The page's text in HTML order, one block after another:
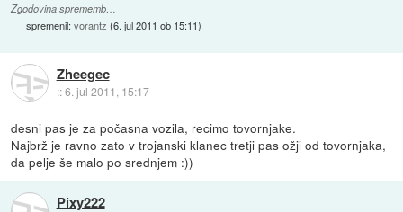
Zgodovina sprememb…
spremenil:vorantz (6. jul 2011 ob 15:11)
Zheegec
::6. jul 2011, 15:17
desni pas je za počasna vozila, recimo tovornjake.
Najbrž je ravno zato v trojanski klanec tretji pas ožji od tovornjaka,
da pelje še malo po srednjem :))
Pixy222